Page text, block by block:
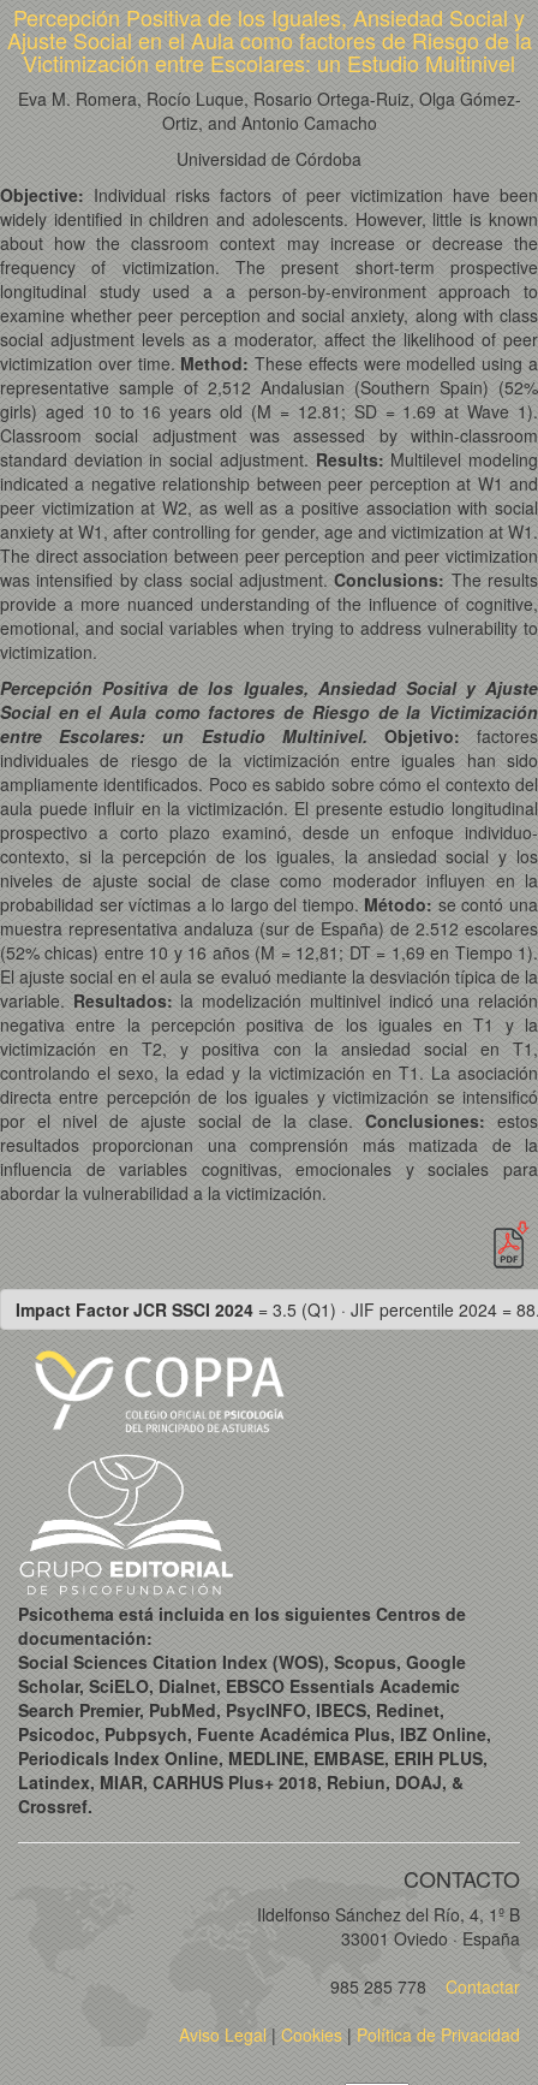
Percepción Positiva de los Iguales, Ansiedad Social y
Ajuste Social en el Aula como factores de Riesgo de la
Victimización entre Escolares: un Estudio Multinivel
Eva M. Romera, Rocío Luque, Rosario Ortega-Ruiz, Olga Gómez-
Ortiz, and Antonio Camacho
Universidad de Córdoba
Objective: Individual risks factors of peer victimization have been
widely identified in children and adolescents. However, little is known
about how the classroom context may increase or decrease the
frequency of victimization. The present short-term prospective
longitudinal study used a a person-by-environment approach to
examine whether peer perception and social anxiety, along with class
social adjustment levels as a moderator, affect the likelihood of peer
victimization over time.Method: These effects were modelled using a
representative sample of 2,512 Andalusian (Southern Spain) (52%
girls) aged 10 to 16 years old (M = 12.81; SD = 1.69 at Wave 1).
Classroom social adjustment was assessed by within-classroom
standard deviation in social adjustment. Results: Multilevel modeling
indicated a negative relationship between peer perception at W1 and
peer victimization at W2, as well as a positive association with social
anxiety at W1, after controlling for gender, age and victimization at W1.
The direct association between peer perception and peer victimization
was intensified by class social adjustment.Conclusions: The results
provide a more nuanced understanding of the influence of cognitive,
emotional, and social variables when trying to address vulnerability to
victimization.
Percepción Positiva de los Iguales, Ansiedad Social y Ajuste
Social en el Aula como factores de Riesgo de la Victimización
entre Escolares: un Estudio Multinivel. Objetivo:factores
individuales de riesgo de la victimización entre iguales han sido
ampliamente identificados. Poco es sabido sobre cómo el contexto del
aula puede influir en la victimización. El presente estudio longitudinal
prospectivo a corto plazo examinó, desde un enfoque individuo-
contexto, si la percepción de los iguales, la ansiedad social y los
niveles de ajuste social de clase como moderador influyen en la
probabilidad ser víctimas a lo largo del tiempo.Método: se contó una
muestra representativa andaluza (sur de España) de 2.512 escolares
(52% chicas) entre 10 y 16 años (M = 12,81; DT = 1,69 en Tiempo 1).
El ajuste social en el aula se evaluó mediante la desviación típica de la
variable. Resultados: la modelización multinivel indicó una relación
negativa entre la percepción positiva de los iguales en T1 y la
victimización en T2, y positiva con la ansiedad social en T1,
controlando el sexo, la edad y la victimización en T1. La asociación
directa entre percepción de los iguales y victimización se intensificó
por el nivel de ajuste social de la clase.Conclusiones: estos
resultados proporcionan una comprensión más matizada de la
influencia de variables cognitivas, emocionales y sociales para
abordar la vulnerabilidad a la victimización.
Impact Factor JCR SSCI 2024 = 3.5 (Q1) · JIF percentile 2024 =
Psicothema está incluida en los siguientes Centros de
documentación:
Social Sciences Citation Index (WOS), Scopus, Google
Scholar, SciELO, Dialnet, EBSCO Essentials Academic
Search Premier, PubMed, PsycINFO, IBECS, Redinet,
Psicodoc, Pubpsych, Fuente Académica Plus, IBZ Online,
Periodicals Index Online, MEDLINE, EMBASE, ERIH PLUS,
Latindex, MIAR, CARHUS Plus+ 2018, Rebiun, DOAJ, &
Crossref.
CONTACTO
Ildelfonso Sánchez del Río, 4, 1º B
33001 Oviedo · España
985 285 778
Contactar
Aviso Legal| Cookies | Política de Privacidad